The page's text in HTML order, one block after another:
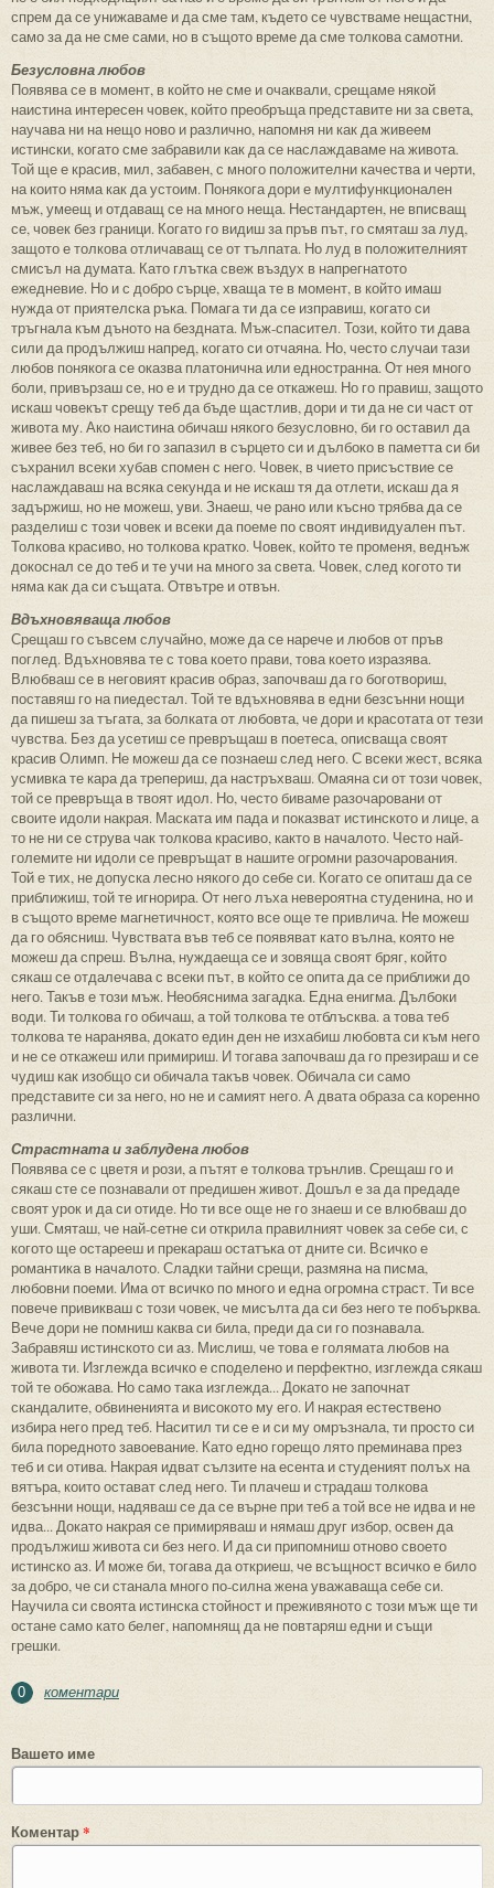
спрем да се унижаваме и да сме там, където се чувстваме нещастни,
само за да не сме сами, но в същото време да сме толкова самотни.
Безусловна любов
Появява се в момент, в който не сме и очаквали, срещаме някой
наистина интересен човек, който преобръща представите ни за света,
научава ни на нещо ново и различно, напомня ни как да живеем
истински, когато сме забравили как да се наслаждаваме на живота.
Той ще е красив, мил, забавен, с много положителни качества и черти,
на които няма как да устоим. Понякога дори е мултифункционален
мъж, умеещ и отдаващ се на много неща. Нестандартен, не вписващ
се, човек без граници. Когато го видиш за пръв път, го смяташ за луд,
защото е толкова отличаващ се от тълпата. Но луд в положителният
смисъл на думата. Като глътка свеж въздух в напрегнатото
ежедневие. Но и с добро сърце, хваща те в момент, в който имаш
нужда от приятелска ръка. Помага ти да се изправиш, когато си
тръгнала към дъното на бездната. Мъж-спасител. Този, който ти дава
сили да продължиш напред, когато си отчаяна. Но, често случаи тази
любов понякога се оказва платонична или едностранна. От нея много
боли, привързаш се, но е и трудно да се откажеш. Но го правиш, защото
искаш човекът срещу теб да бъде щастлив, дори и ти да не си част от
живота му. Ако наистина обичаш някого безусловно, би го оставил да
живее без теб, но би го запазил в сърцето си и дълбоко в паметта си би
съхранил всеки хубав спомен с него. Човек, в чието присъствие се
наслаждаваш на всяка секунда и не искаш тя да отлети, искаш да я
задържиш, но не можеш, уви. Знаеш, че рано или късно трябва да се
разделиш с този човек и всеки да поеме по своят индивидуален път.
Толкова красиво, но толкова кратко. Човек, който те променя, веднъж
докоснал се до теб и те учи на много за света. Човек, след когото ти
няма как да си същата. Отвътре и отвън.
Вдъхновяваща любов
Срещаш го съвсем случайно, може да се нарече и любов от пръв
поглед. Вдъхновява те с това което прави, това което изразява.
Влюбваш се в неговият красив образ, започваш да го боготвориш,
поставяш го на пиедестал. Той те вдъхновява в едни безсънни нощи
да пишеш за тъгата, за болката от любовта, че дори и красотата от тези
чувства. Без да усетиш се превръщаш в поетеса, описваща своят
красив Олимп. Не можеш да се познаеш след него. С всеки жест, всяка
усмивка те кара да трепериш, да настръхваш. Омаяна си от този човек,
той се превръща в твоят идол. Но, често биваме разочаровани от
своите идоли накрая. Маската им пада и показват истинското и лице, а
то не ни се струва чак толкова красиво, както в началото. Често най-
големите ни идоли се превръщат в нашите огромни разочарования.
Той е тих, не допуска лесно някого до себе си. Когато се опиташ да се
приближиш, той те игнорира. От него лъха невероятна студенина, но и
в същото време магнетичност, която все още те привлича. Не можеш
да го обясниш. Чувствата във теб се появяват като вълна, която не
можеш да спреш. Вълна, нуждаеща се и зовяща своят бряг, който
сякаш се отдалечава с всеки път, в който се опита да се приближи до
него. Такъв е този мъж. Необяснима загадка. Една енигма. Дълбоки
води. Ти толкова го обичаш, а той толкова те отблъсква. а това теб
толкова те наранява, докато един ден не изхабиш любовта си към него
и не се откажеш или примириш. И тогава започваш да го презираш и се
чудиш как изобщо си обичала такъв човек. Обичала си само
представите си за него, но не и самият него. А двата образа са коренно
различни.
Страстната и заблудена любов
Появява се с цветя и рози, а пътят е толкова трънлив. Срещаш го и
сякаш сте се познавали от предишен живот. Дошъл е за да предаде
своят урок и да си отиде. Но ти все още не го знаеш и се влюбваш до
уши. Смяташ, че най-сетне си открила правилният човек за себе си, с
когото ще остарееш и прекараш остатъка от дните си. Всичко е
романтика в началото. Сладки тайни срещи, размяна на писма,
любовни поеми. Има от всичко по много и една огромна страст. Ти все
повече привикваш с този човек, че мисълта да си без него те побърква.
Вече дори не помниш каква си била, преди да си го познавала.
Забравяш истинското си аз. Мислиш, че това е голямата любов на
живота ти. Изглежда всичко е споделено и перфектно, изглежда сякаш
той те обожава. Но само така изглежда... Докато не започнат
скандалите, обвиненията и високото му его. И накрая естествено
избира него пред теб. Наситил ти се е и си му омръзнала, ти просто си
била поредното завоевание. Като едно горещо лято преминава през
теб и си отива. Накрая идват сълзите на есента и студеният полъх на
вятъра, които остават след него. Ти плачеш и страдаш толкова
безсънни нощи, надяваш се да се върне при теб а той все не идва и не
идва... Докато накрая се примиряваш и нямаш друг избор, освен да
продължиш живота си без него. И да си припомниш отново своето
истинско аз. И може би, тогава да откриеш, че всъщност всичко е било
за добро, че си станала много по-силна жена уважаваща себе си.
Научила си своята истинска стойност и преживяното с този мъж ще ти
остане само като белег, напомнящ да не повтаряш едни и същи
грешки.
0 коментари
Вашето име
Коментар*